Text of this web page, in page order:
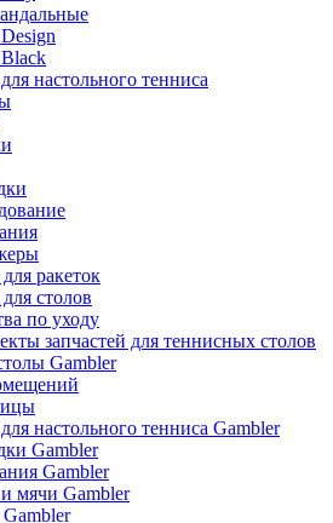
настольного тенниса
ракеток
столов
по уходу
запчастей для теннисных столов
Gambler
настольного тенниса Gambler
Gambler
Gambler
мячи Gambler